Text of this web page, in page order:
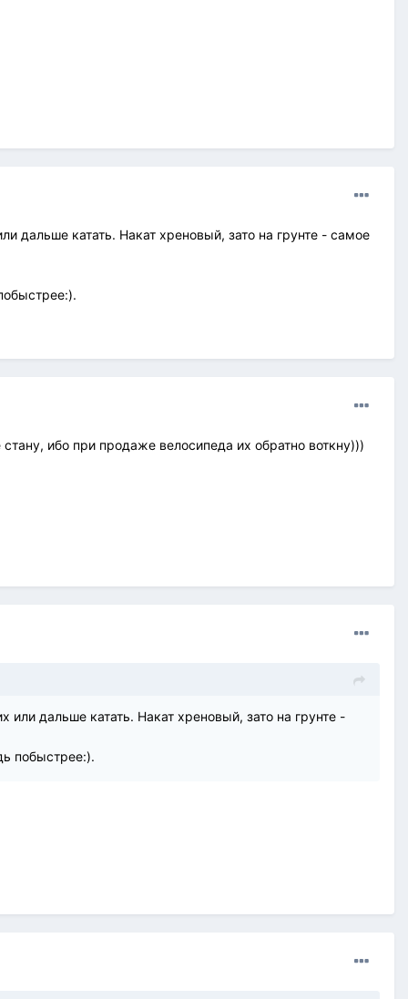
дальше катать. Накат хреновый, зато на грунте - самое
ибо при продаже велосипеда их обратно воткну)))
дальше катать. Накат хреновый, зато на грунте -
побыстрее:).